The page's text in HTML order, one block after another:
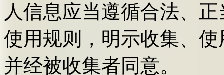
人信息应当遵循合法、
使用规则，明示收集、
并经被收集者同意。